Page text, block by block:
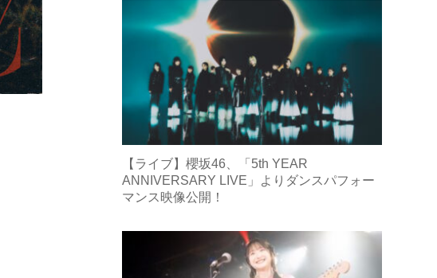
【ライブ】櫻坂46、「5th YEAR
ANNIVERSARY LIVE」よりダンスパフォー
マンス映像公開！